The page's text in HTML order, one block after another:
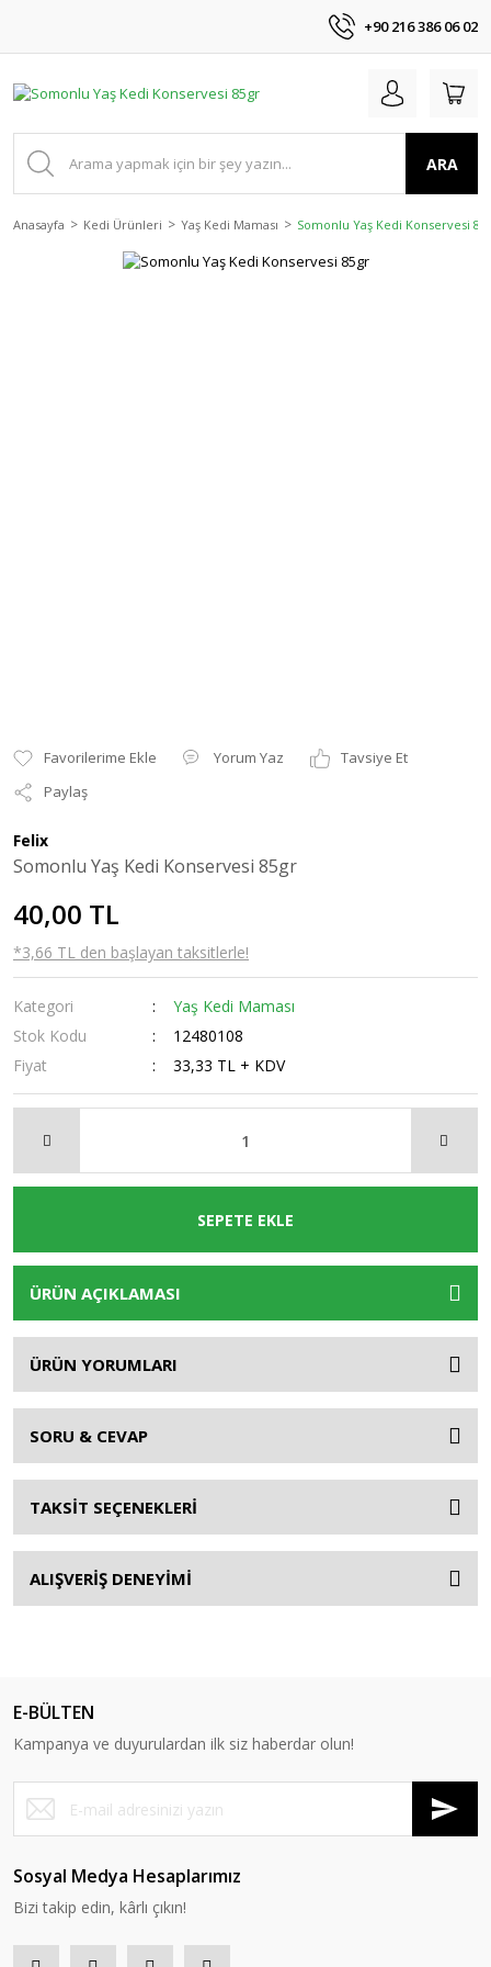
+90 216 386 06 02
ARA
Anasayfa Kedi Ürünleri Yaş Kedi Maması Somonlu Yaş Kedi Konservesi
Yorum Yaz
Tavsiye Et
Paylaş
Felix
Somonlu Yaş Kedi Konservesi 85gr
40,00 TL
*3,66 TL den başlayan taksitlerle!
Kategori
Yaş Kedi Maması
Stok Kodu
12480108
Fiyat
33,33 TL + KDV
SEPETE EKLE
ÜRÜN AÇIKLAMASI
ÜRÜN YORUMLARI
SORU & CEVAP
TAKSİT SEÇENEKLERİ
ALIŞVERİŞ DENEYİMİ
E-BÜLTEN
Kampanya ve duyurulardan ilk siz haberdar olun!
Sosyal Medya Hesaplarımız
Bizi takip edin, kârlı çıkın!